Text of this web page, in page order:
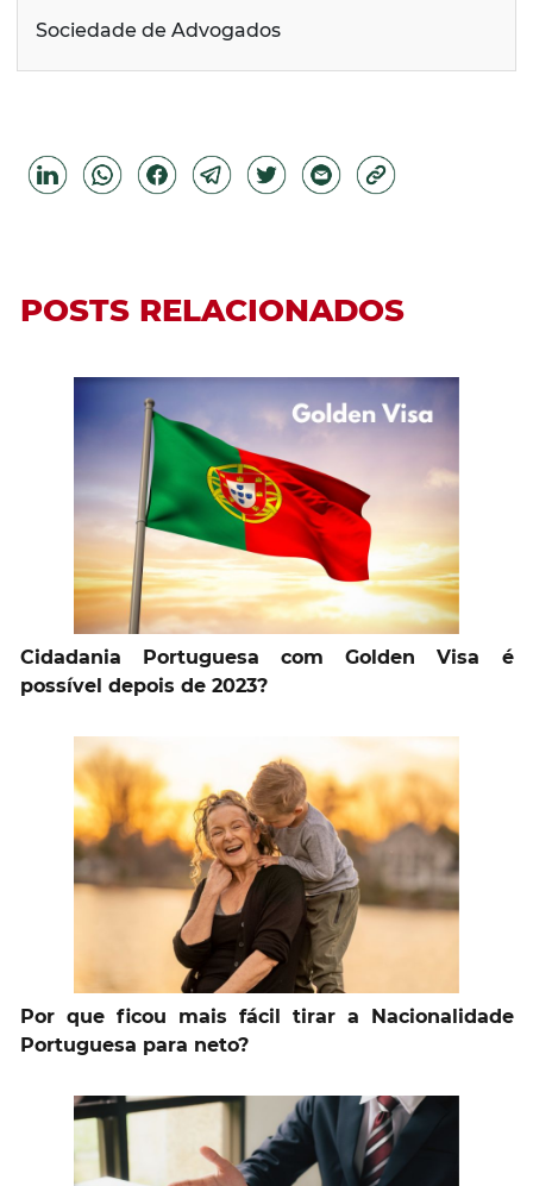
Sociedade de Advogados
POSTS RELACIONADOS
Cidadania Portuguesa com Golden Visa é
possível depois de 2023?
Por que ficou mais fácil tirar a Nacionalidade
Portuguesa para neto?